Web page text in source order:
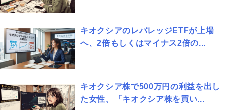
キオクシアのレバレッジETFが上場
へ、2倍もしくはマイナス2倍の...
キオクシア株で500万円の利益を出し
た女性、「キオクシア株を買い...